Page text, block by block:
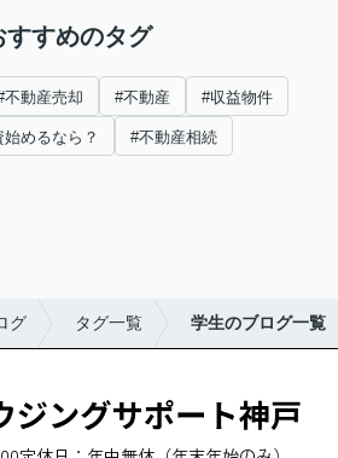
すすめのタグ
不動産売却 #不動産 #収益物件
めるなら？ #不動産相続
グ タグ一覧 学生のブログ一覧